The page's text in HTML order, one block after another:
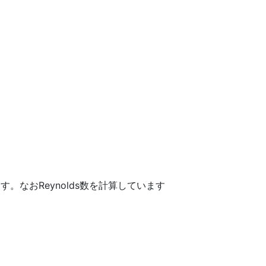
。なおReynolds数を計算しています